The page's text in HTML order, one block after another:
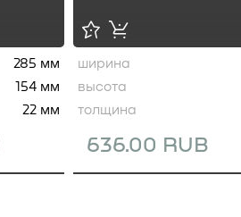
285 мм
154 мм
22 мм
636.00 RUB
ширина
высота
толщина